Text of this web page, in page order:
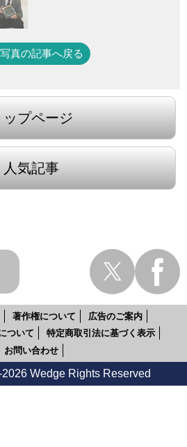
真の記事へ戻る
ップページ
人気記事
著作権について
広告のご案内
ついて
特定商取引法に基づく表示
お問い合わせ
Wedge Rights Reserved